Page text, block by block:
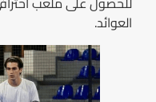
العوائد.